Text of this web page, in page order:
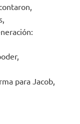
para Jacob,